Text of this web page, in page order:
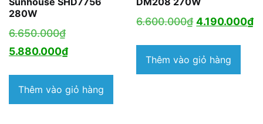
280W
6.650.000₫Giá
gốc
6.650.000₫.
5.880.000₫Giá
tại
là:
Thêm vào giỏ hàng
6.600.000₫ Giá
là:
6.600.000₫.
4.190.000₫
Thêm vào giỏ hàng